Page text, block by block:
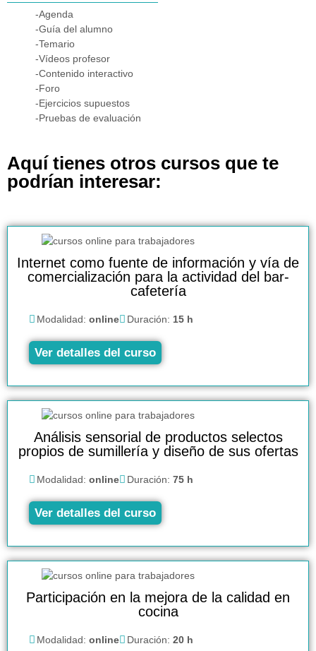
-Agenda
-Guía del alumno
-Temario
-Vídeos profesor
-Contenido interactivo
-Foro
-Ejercicios supuestos
-Pruebas de evaluación
Aquí tienes otros cursos que te
podrían interesar:
Internet como fuente de información y vía de
comercialización para la actividad del bar-
cafetería
Modalidad: online Duración: 15 h
Ver detalles del curso
Análisis sensorial de productos selectos
propios de sumillería y diseño de sus ofertas
Modalidad: online Duración: 75 h
Ver detalles del curso
Participación en la mejora de la calidad en
cocina
Modalidad: online Duración: 20 h